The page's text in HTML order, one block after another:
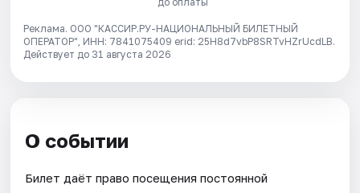
Реклама. ООО "КАССИР.РУ-НАЦИОНАЛЬНЫЙ БИЛЕТНЫЙ
ОПЕРАТОР", ИНН: 7841075409 erid: 25H8d7vbP8SRTvHZrUcdLB.
Действует до 31 августа 2026
О событии
Билет даёт право посещения постоянной